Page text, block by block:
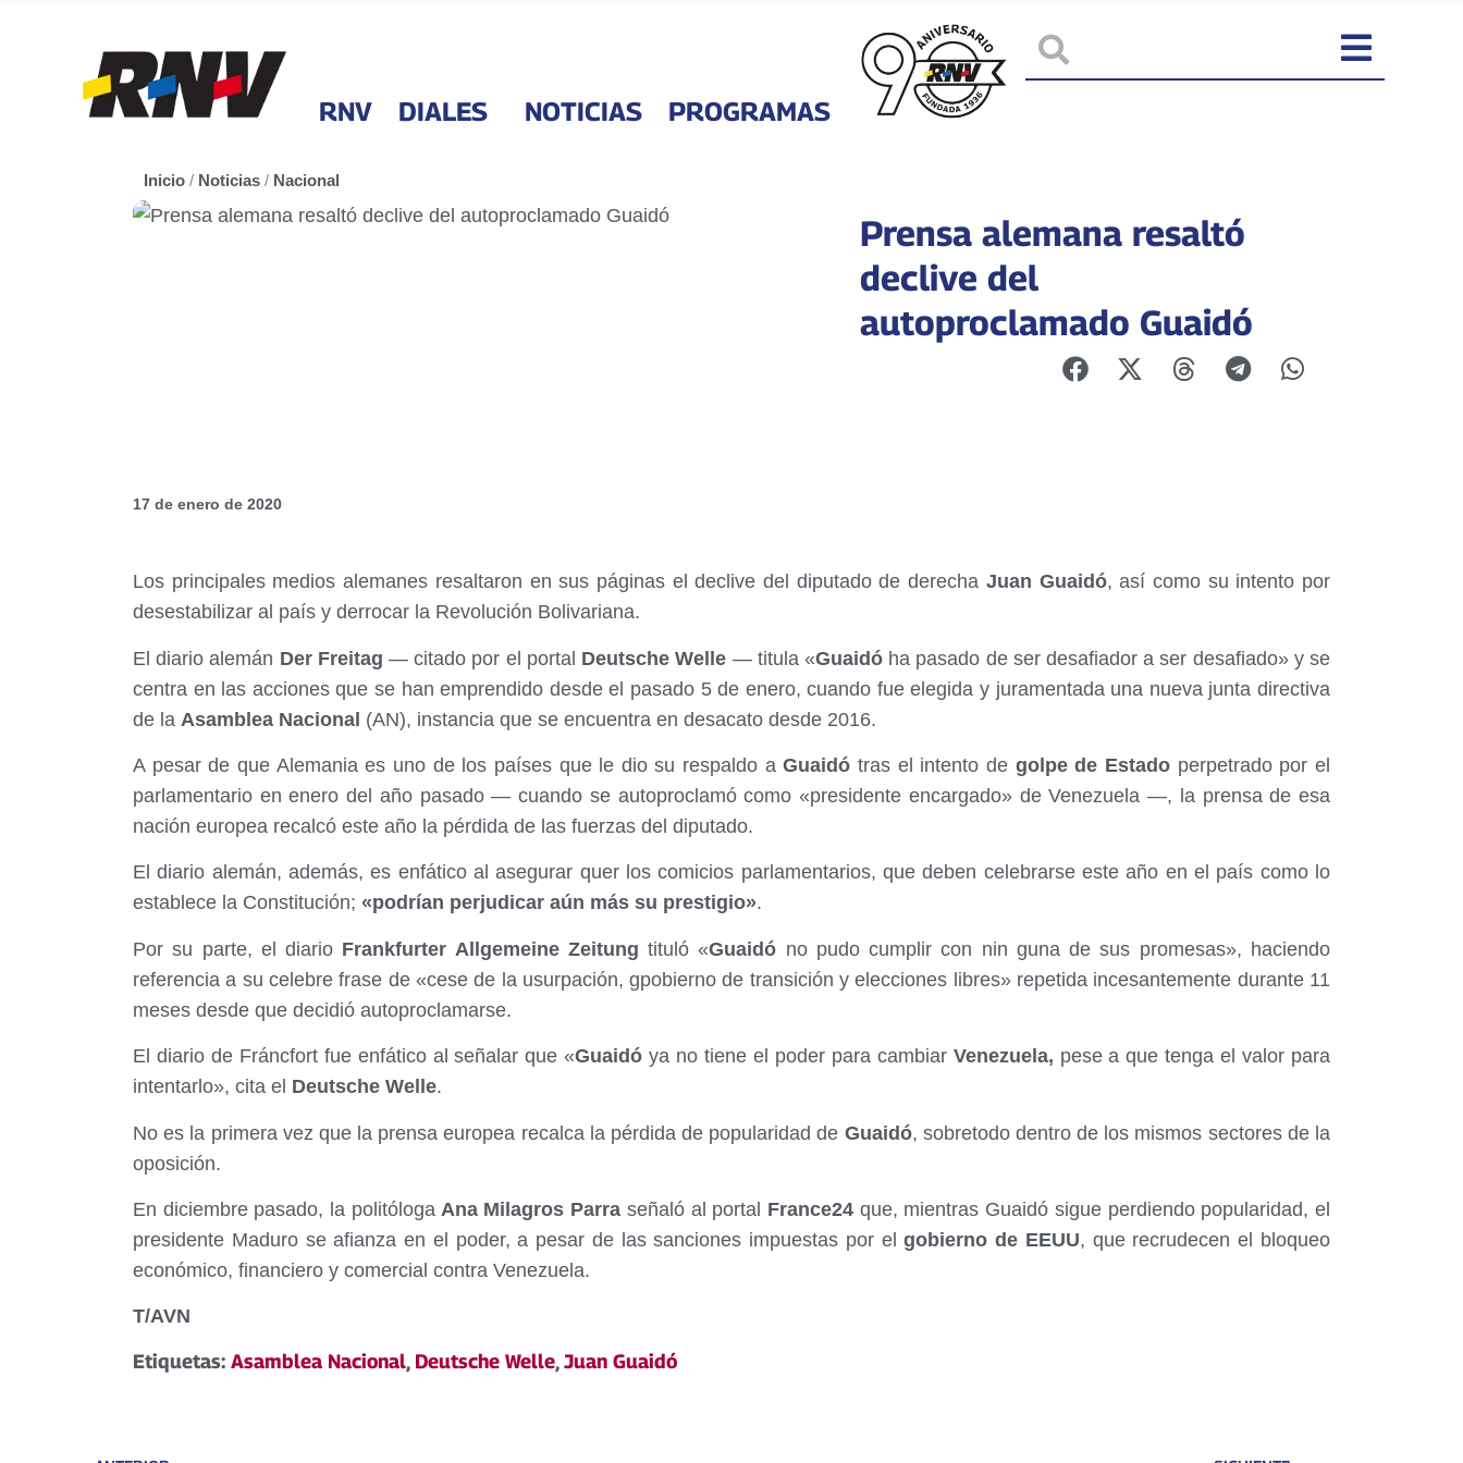
RNV DIALES NOTICIAS PROGRAMAS
Inicio / Noticias / Nacional
Prensa alemana resaltó
declive del
autoproclamado Guaidó
17 de enero de 2020
Los principales medios alemanes resaltaron en sus páginas el declive del diputado de derecha Juan Guaidó, así como su intento por
desestabilizar al país y derrocar la Revolución Bolivariana.
El diario alemán Der Freitag — citado por el portal Deutsche Welle — titula «Guaidóha pasado de ser desafiador a ser desafiado» y se
centra en las acciones que se han emprendido desde el pasado 5 de enero, cuando fue elegida y juramentada una nueva junta directiva
de la Asamblea Nacional (AN), instancia que se encuentra en desacato desde 2016.
A pesar de que Alemania es uno de los países que le dio su respaldo aGuaidó tras el intento de golpe de Estado perpetrado por el
parlamentario en enero del año pasado — cuando se autoproclamó como «presidente encargado» de Venezuela —, la prensa de esa
nación europea recalcó este año la pérdida de las fuerzas del diputado.
El diario alemán, además, es enfático al asegurar quer los comicios parlamentarios, que deben celebrarse este año en el país como lo
establece la Constitución; «podrían perjudicar aún más su prestigio».
Por su parte, el diario Frankfurter Allgemeine Zeitung tituló «Guaidó no pudo cumplir con nin guna de sus promesas», haciendo
referencia a su celebre frase de «cese de la usurpación, gpobierno de transición y elecciones libres» repetida incesantemente durante 11
meses desde que decidió autoproclamarse.
El diario de Fráncfort fue enfático al señalar que «Guaidó ya no tiene el poder para cambiar Venezuela, pese a que tenga el valor para
intentarlo», cita el Deutsche Welle.
No es la primera vez que la prensa europea recalca la pérdida de popularidad de Guaidó, sobretodo dentro de los mismos sectores de la
oposición.
En diciembre pasado, la politólogaAna Milagros Parra señaló al portal France24que, mientras Guaidó sigue perdiendo popularidad, el
presidente Maduro se afianza en el poder, a pesar de las sanciones impuestas por elgobierno de EEUU, que recrudecen el bloqueo
económico, financiero y comercial contra Venezuela.
T/AVN
Etiquetas: Asamblea Nacional, Deutsche Welle,Juan Guaidó